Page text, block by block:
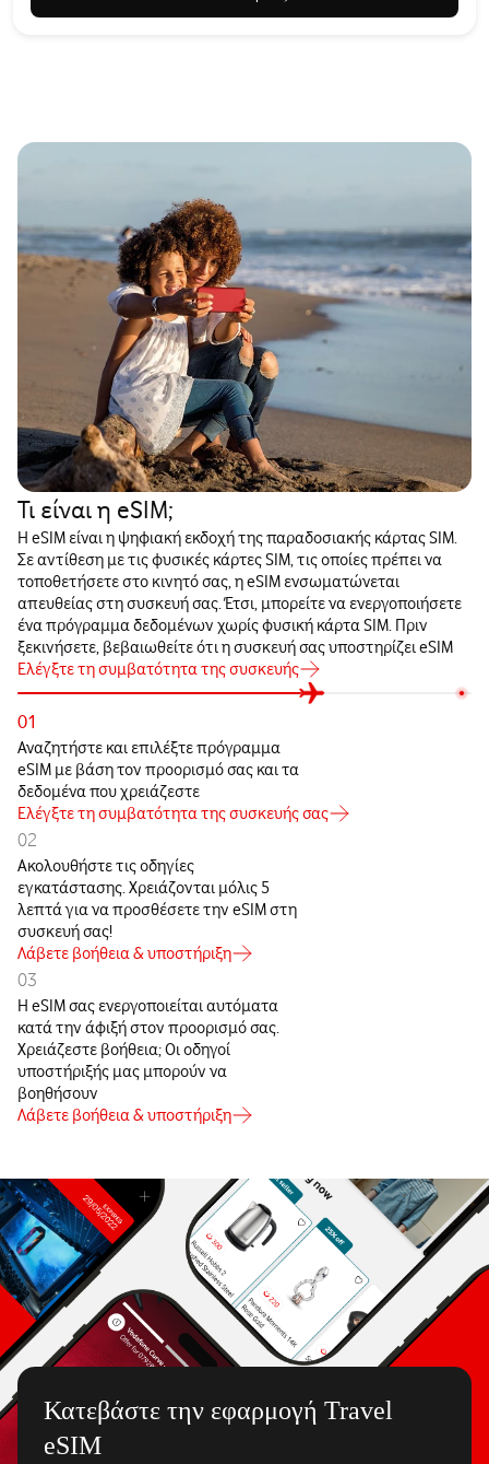
Τι είναι η eSIM;
Η eSIM είναι η ψηφιακή εκδοχή της παραδοσιακής κάρτας SIM.
Σε αντίθεση με τις φυσικές κάρτες SIM, τις οποίες πρέπει να
τοποθετήσετε στο κινητό σας, η eSIM ενσωματώνεται
απευθείας στη συσκευή σας. Έτσι, μπορείτε να ενεργοποιήσετε
ένα πρόγραμμα δεδομένων χωρίς φυσική κάρτα SIM. Πριν
ξεκινήσετε, βεβαιωθείτε ότι η συσκευή σας υποστηρίζει eSIM
Ελέγξτε τη συμβατότητα της συσκευής
01
Αναζητήστε και επιλέξτε πρόγραμμα
eSIM με βάση τον προορισμό σας και τα
δεδομένα που χρειάζεστε
Ελέγξτε τη συμβατότητα της συσκευής σας
02
Ακολουθήστε τις οδηγίες
εγκατάστασης. Χρειάζονται μόλις 5
λεπτά για να προσθέσετε την eSIM στη
συσκευή σας!
Λάβετε βοήθεια & υποστήριξη
03
Η eSIM σας ενεργοποιείται αυτόματα
κατά την άφιξή στον προορισμό σας.
Χρειάζεστε βοήθεια; Οι οδηγοί
υποστήριξής μας μπορούν να
βοηθήσουν
Λάβετε βοήθεια & υποστήριξη
Κατεβάστε την εφαρμογή Travel
eSIM